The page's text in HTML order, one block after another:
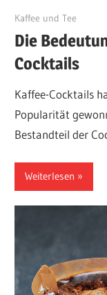
Mai 29, 2024
Kaffee und Tee
Die
Cocktails
Kaffee-Cocktails
Popularität
Bestandteil der
Weiterlesen